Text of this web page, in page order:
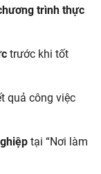
trình thực
trước khi tốt
quả công việc
tại “Nơi làm